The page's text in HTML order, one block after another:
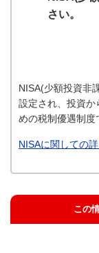
さい。
NISA(少額投資非
設定され、投資か
めの税制優遇制度
NISAに関しての
この